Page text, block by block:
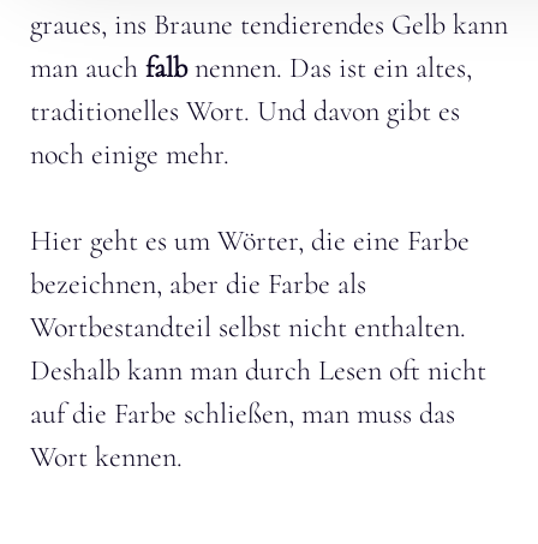
graues, ins Braune tendierendes Gelb kann
man auch falbnennen. Das ist ein altes,
traditionelles Wort. Und davon gibt es
noch einige mehr.
Hier geht es um Wörter, die eine Farbe
bezeichnen, aber die Farbe als
Wortbestandteil selbst nicht enthalten.
Deshalb kann man durch Lesen oft nicht
auf die Farbe schließen, man muss das
Wort kennen.